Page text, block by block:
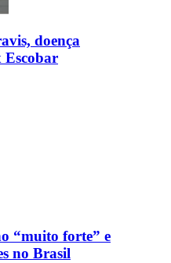
doença
Escobar
“muito forte” e
no Brasil